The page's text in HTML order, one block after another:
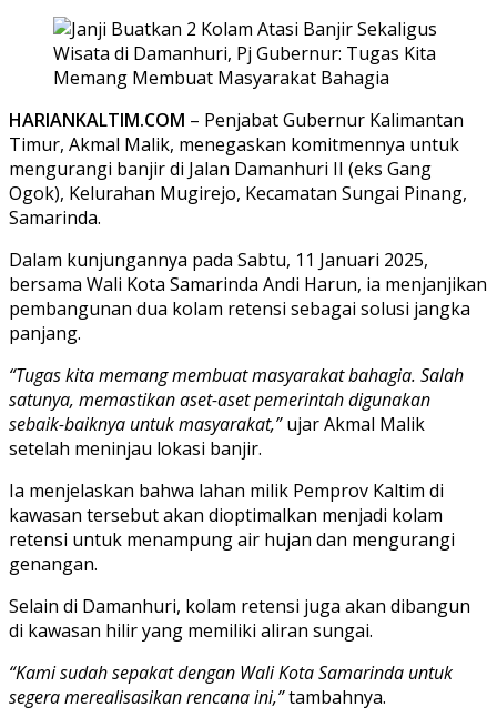
HARIANKALTIM.COM – Penjabat Gubernur Kalimantan
Timur, Akmal Malik, menegaskan komitmennya untuk
mengurangi banjir di Jalan Damanhuri II (eks Gang
Ogok), Kelurahan Mugirejo, Kecamatan Sungai Pinang,
Samarinda.
Dalam kunjungannya pada Sabtu, 11 Januari 2025,
bersama Wali Kota Samarinda Andi Harun, ia menjanjikan
pembangunan dua kolam retensi sebagai solusi jangka
panjang.
“Tugas kita memang membuat masyarakat bahagia. Salah
satunya, memastikan aset-aset pemerintah digunakan
sebaik-baiknya untuk masyarakat,”ujar Akmal Malik
setelah meninjau lokasi banjir.
Ia menjelaskan bahwa lahan milik Pemprov Kaltim di
kawasan tersebut akan dioptimalkan menjadi kolam
retensi untuk menampung air hujan dan mengurangi
genangan.
Selain di Damanhuri, kolam retensi juga akan dibangun
di kawasan hilir yang memiliki aliran sungai.
“Kami sudah sepakat dengan Wali Kota Samarinda untuk
segera merealisasikan rencana ini,”tambahnya.